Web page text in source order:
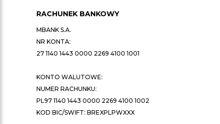
RACHUNEK BANKOWY
MBANK S.A.
NR KONTA:
27 1140 1443 0000 2269 4100 1001
KONTO WALUTOWE:
NUMER RACHUNKU:
PL97 1140 1443 0000 2269 4100 1002
KOD BIC/SWIFT: BREXPLPWXXX